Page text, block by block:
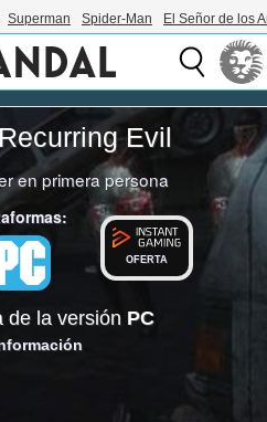
Superman Spider-Man El Señor de los
Evil
en primera persona
OFERTA
de la versión PC